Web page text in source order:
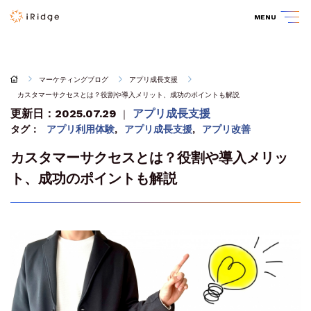
MENU
マーケティングブログ
アプリ成長支援
カスタマーサクセスとは？役割や導入メリット、成功のポイントも解説
更新日：2025.07.29 ｜ アプリ成長支援
タグ： アプリ利用体験, アプリ成長支援, アプリ改善
カスタマーサクセスとは？役割や導入メリッ
ト、成功のポイントも解説